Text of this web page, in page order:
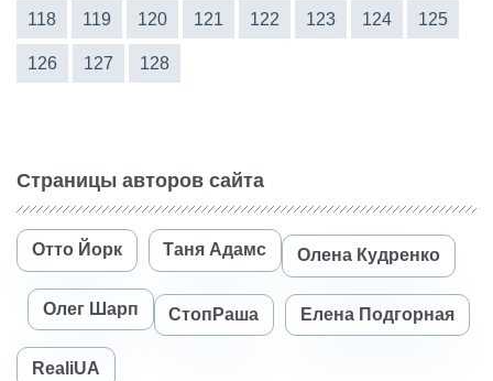
118 119 120 121 122 123 124 125
126 127 128
Страницы авторов сайта
Отто Йорк Таня Адамс Олена Кудренко
Олег Шарп СтопРаша Елена Подгорная
RealiUA